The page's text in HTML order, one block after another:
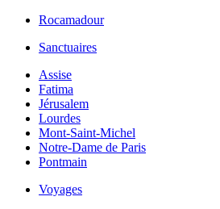
Rocamadour
Sanctuaires
Assise
Fatima
Jérusalem
Lourdes
Mont-Saint-Michel
Notre-Dame de Paris
Pontmain
Voyages